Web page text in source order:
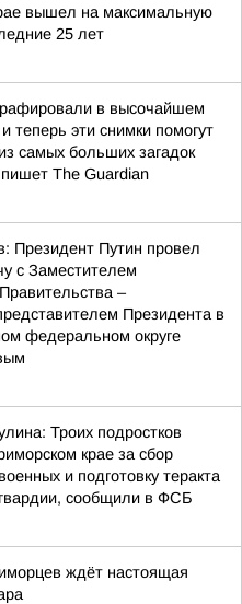
вышел на максимальную
25 лет
в высочайшем
теперь эти снимки помогут
самых больших загадок
The Guardian
Президент Путин провел
с Заместителем
–
Президента в
федеральном округе
Троих подростков
крае за сбор
и подготовку теракта
сообщили в ФСБ
ждёт настоящая